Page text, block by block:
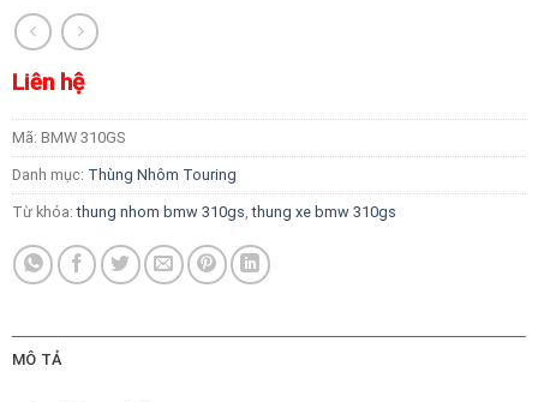
Liên hệ
Mã: BMW 310GS
Danh mục: Thùng Nhôm Touring
Từ khóa:thung nhom bmw 310gs ,thung xe bmw 310gs
MÔ TẢ